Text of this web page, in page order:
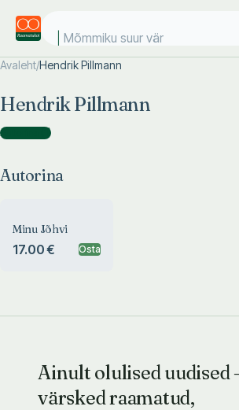
Mõmmiku suur värv
Avaleht/Hendrik Pillmann
Hendrik Pillmann
Autorina )
Autorina
Minu Jõhvi
17.00 € Osta
Ainult olulised uudised
värsked raamatud,